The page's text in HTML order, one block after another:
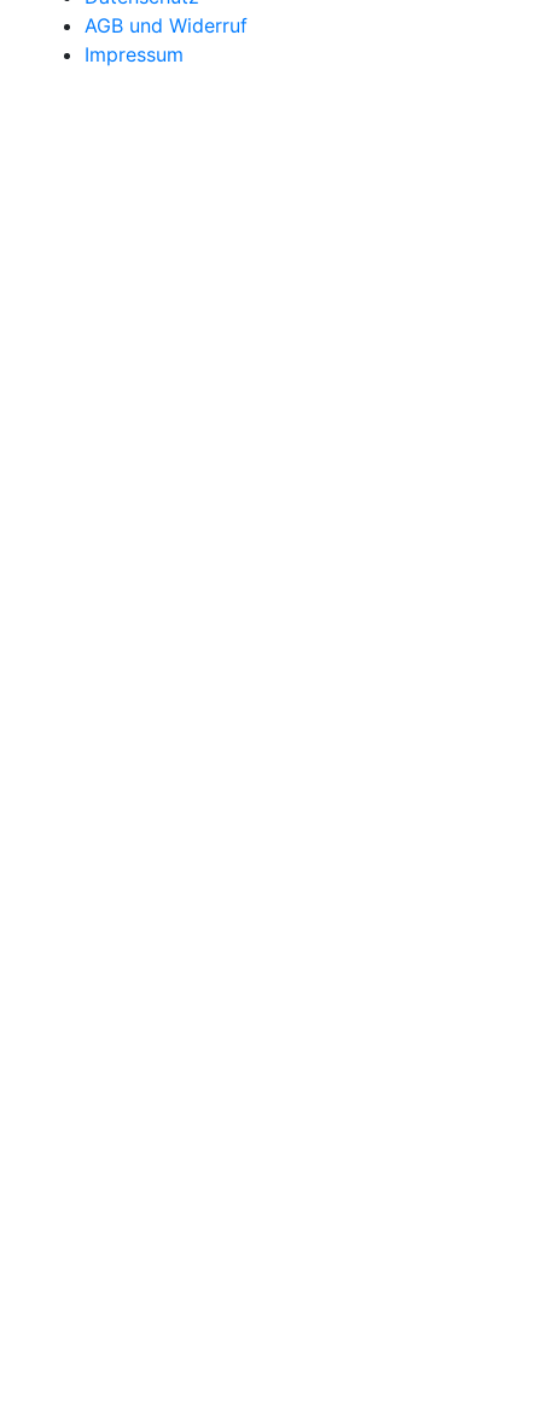
AGB und Widerruf
Impressum